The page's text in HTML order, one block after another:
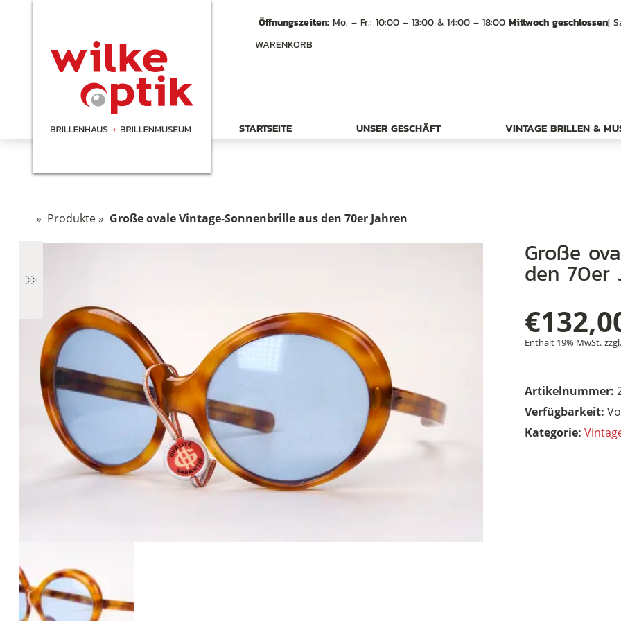
Öffnungszeiten:Mo. – Fr.: 10:00 – 13:00 & 14:00 – 18:00 Mittwoch geschlossen|
WARENKORB
STARTSEITE UNSER GESCHÄFT VINTAGE BRILLEN &
» Produkte» Große ovale Vintage-Sonnenbrille aus den 70er Jahren
Große ovale Vintage-Sonnenbrille aus
den 70er
€
Enthält 19% MwSt. zzgl.
Artikelnummer:
Kategorie: